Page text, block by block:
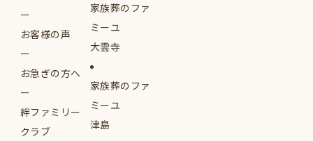
お客様の声
お急ぎの方へ
絆ファミリー
クラブ
家族葬のファ
ミーユ
大雲寺
家族葬のファ
ミーユ
津島